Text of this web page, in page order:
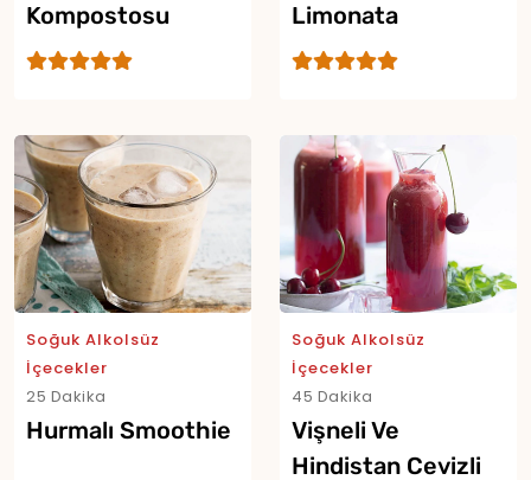
Kompostosu
Limonata
Soğuk Alkolsüz
İçecekler
25 Dakika
Hurmalı Smoothie
Soğuk Alkolsüz
İçecekler
45 Dakika
Vişneli Ve
Hindistan Cevizli